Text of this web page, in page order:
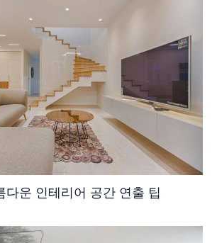
다운 인테리어 공간 연출 팁